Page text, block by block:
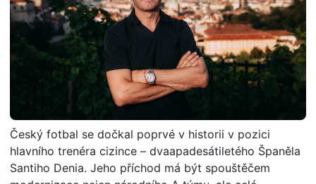
Český fotbal se dočkal poprvé v historii v pozici
hlavního trenéra cizince – dvaapadesátiletého Španěla
Santiho Denia. Jeho příchod má být spouštěčem